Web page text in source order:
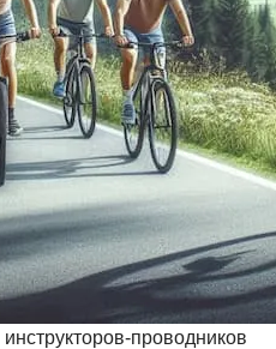
проводников